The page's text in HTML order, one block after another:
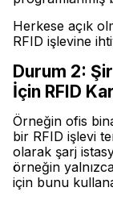
Herkese açık
RFID işlevine
Durum 2:
İçin RFID
Örneğin ofis
bir RFID işlevi
olarak şarj
örneğin
için bunu